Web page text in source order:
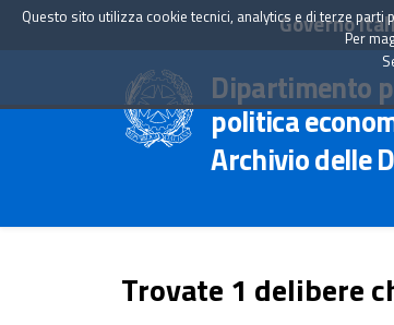
Governo
Dipartimento
politica
Archivio delle
Trovate 1 delibere
Questo sito utilizza cookie tecnici, analytics e di terze
Per